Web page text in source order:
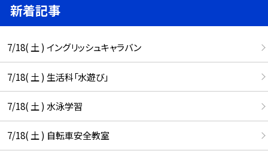
新着記事
7/18( 土 ) イングリッシュキャラバン
7/18( 土 ) 生活科「水遊び」
7/18( 土 ) 水泳学習
7/18( 土 ) 自転車安全教室